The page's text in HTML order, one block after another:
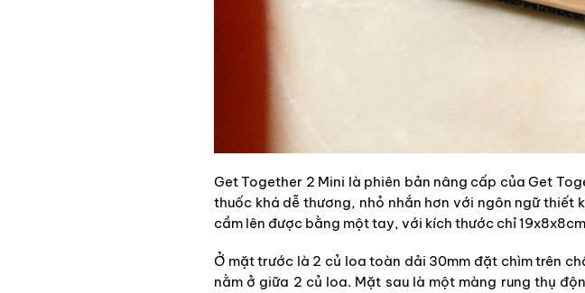
Get Together 2 Mini là phiên bản nâng cấp của Get
thuốc khá dễ thương, nhỏ nhắn hơn với ngôn ngữ
cầm lên được bằng một tay, với kích thước chỉ
Ở mặt trước là 2 củ loa toàn dải 30mm đặt chìm trên
nằm ở giữa 2 củ loa. Mặt sau là một màng rung thụ